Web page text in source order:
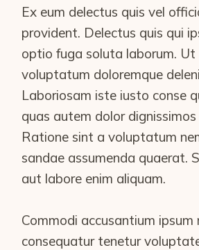
Ex eum delectus quis vel
provident. Delectus quis qui
optio fuga soluta laborum. Ut
voluptatum doloremque
Laboriosam iste iusto conse
quas autem dolor
Ratione sint a voluptatum
sandae assumenda quaerat.
aut labore enim aliquam.
Commodi accusantium ipsum
consequatur tenetur